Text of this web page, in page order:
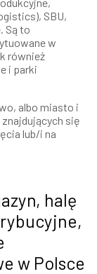
SBU,
Są to
w
również
i parki
albo miasto i
się
lub/i na
halę
w Polsce